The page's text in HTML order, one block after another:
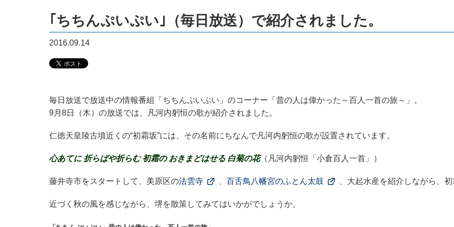
｢ちちんぷいぷい｣（毎日放送）で紹介されました。
2016.09.14
毎日放送で放送中の情報番組「ちちんぷいぷい」のコーナー「昔の人は偉かった～百人一首の旅～」。
9月8日（木）の放送では、凡河内躬恒の歌が紹介されました。
仁徳天皇陵古墳近くの“初霜坂”には、その名前にちなんで凡河内躬恒の歌が設置されています。
心あてに 折らばや折らむ 初霜の おきまどはせる 白菊の花（凡河内躬恒「小倉百人一首」）
藤井寺市をスタートして、美原区の法雲寺 百舌鳥八幡宮のふとん太鼓 、大起水産を紹介しながら、
近づく秋の風を感じながら、堺を散策してみてはいかがでしょうか。